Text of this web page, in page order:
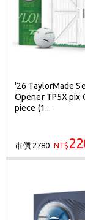
7月
歡迎體
刷
'26 TaylorMade
Opener TP5X pix
piece (1...
市價 2780 NT$